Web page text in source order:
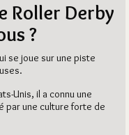
Roller Derby
?
se joue sur une piste
Unis, il a connu une
par une culture forte de